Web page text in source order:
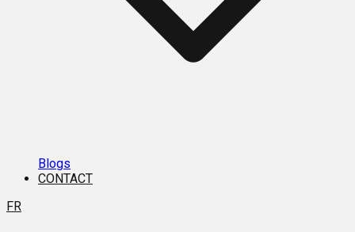
Blogs
CONTACT
FR